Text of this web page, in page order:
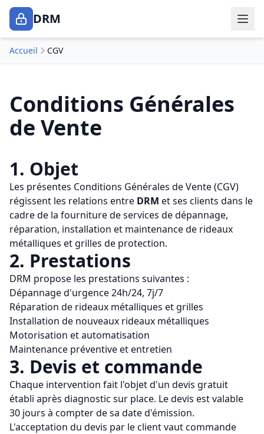
DRM
Accueil CGV
Conditions Générales
de Vente
1. Objet
Les présentes Conditions Générales de Vente (CGV)
régissent les relations entre DRM et ses clients dans le
cadre de la fourniture de services de dépannage,
réparation, installation et maintenance de rideaux
métalliques et grilles de protection.
2. Prestations
DRM propose les prestations suivantes :
Dépannage d'urgence 24h/24, 7j/7
Réparation de rideaux métalliques et grilles
Installation de nouveaux rideaux métalliques
Motorisation et automatisation
Maintenance préventive et entretien
3. Devis et commande
Chaque intervention fait l'objet d'un devis gratuit
établi après diagnostic sur place. Le devis est valable
30 jours à compter de sa date d'émission.
L'acceptation du devis par le client vaut commande